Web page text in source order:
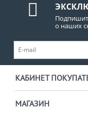
о наших
КАБИНЕТ
МАГАЗИН